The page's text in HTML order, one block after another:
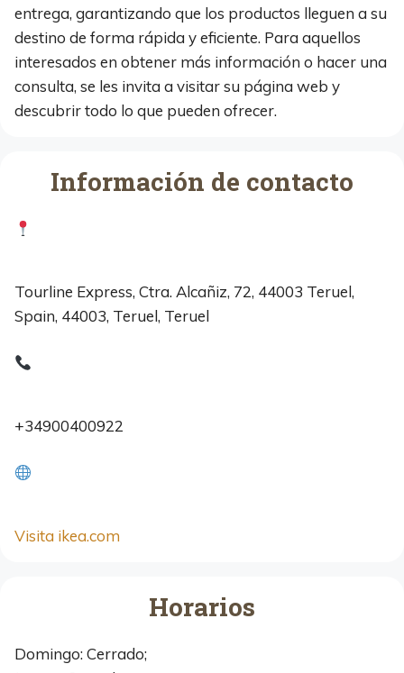
entrega, garantizando que los productos lleguen a su
destino de forma rápida y eficiente. Para aquellos
interesados en obtener más información o hacer una
consulta, se les invita a visitar su página web y
descubrir todo lo que pueden ofrecer.
Información de contacto
Tourline Express, Ctra. Alcañiz, 72, 44003 Teruel,
Spain, 44003, Teruel, Teruel
+34900400922
Visita ikea.com
Horarios
Domingo: Cerrado;